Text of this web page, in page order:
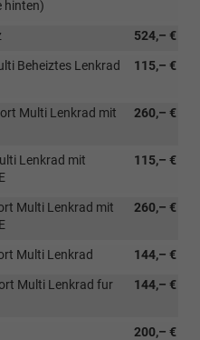
hinten)
524,– €
115,– €
Beheiztes Lenkrad
260,– €
Multi Lenkrad mit
115,– €
Lenkrad mit
260,– €
Multi Lenkrad mit
144,– €
Multi Lenkrad
144,– €
Multi Lenkrad fur
200,– €